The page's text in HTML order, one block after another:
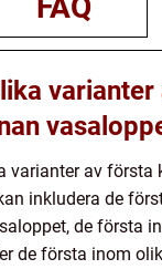
varianter
varianter av första
inkludera de
de första
de första inom